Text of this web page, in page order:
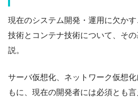
現在のシステム開発・運用に欠か
技術とコンテナ技術について、そ
説。
サーバ仮想化、ネットワーク仮想
もに、現在の開発者には必須とも言